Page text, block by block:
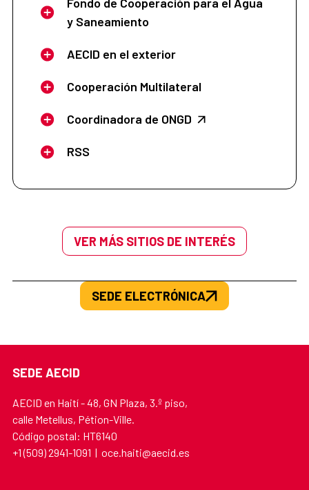
y Saneamiento
AECID en el exterior
Cooperación Multilateral
Coordinadora de ONGD
RSS
VER MÁS SITIOS DE INTERÉS
SEDE ELECTRÓNICA
SEDE AECID
AECID en Haití - 48, GN Plaza, 3.º piso,
calle Metellus, Pétion-Ville.
Código postal: HT6140
+1 (509) 2941-1091 | oce.haiti@aecid.es